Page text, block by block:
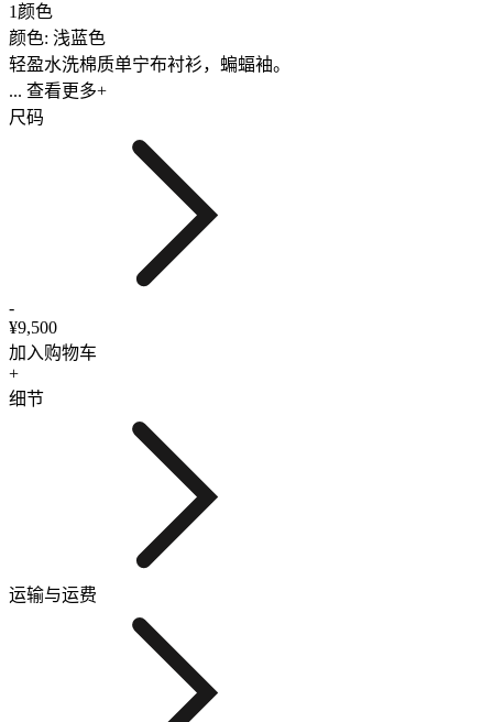
1颜色
颜色: 浅蓝色
轻盈水洗棉质单宁布衬衫，蝙蝠袖。
... 查看更多+
尺码
-
¥9,500
加入购物车
+
细节
运输与运费